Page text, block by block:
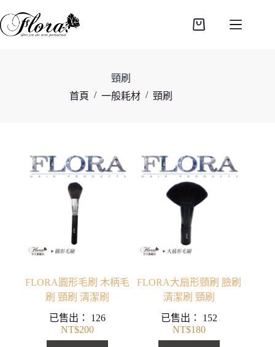
至
主
購
頸刷
首頁 / 一般耗材 / 頸刷
FLORA圓形毛刷 木柄毛
刷 頸刷 清潔刷
已售出： 126
NT$200
FLORA大扇形頸刷 臉刷
清潔刷 頸刷
已售出： 152
NT$180